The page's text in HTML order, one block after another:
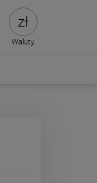
Waluty